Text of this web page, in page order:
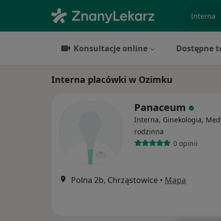
Konsultacje online Dostępne
Interna placówki w Ozimku
Panaceum
Interna, Ginekologia,
rodzinna
0 opinii
Polna 2b, Chrząstowice • Mapa